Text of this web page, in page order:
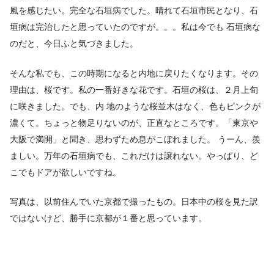
風を感じたい。完全な石垣病でした。晴れて石垣市民となり、石
垣病は完治したと思っていたのですが。。。私は今でも 石垣病な
のだと、今日ふと気づきました。
そんな私でも、この時期になると内地に戻りたくなります。その
理由は、桜です。私の一番好きな花です。石垣の桜は、２月上旬
に咲きました。でも、内 地のような桜並木はなく、色もピンクが
濃くて。ちょっと物足りないのが、正直なところです。「東京や
大阪で満開」と聞き、思わずため息がこぼれました。 うーん、羨
ましい。万年の石垣病でも、これだけは譲れない。やっぱり、ど
こでもドアが欲しいですね。
写真は、以前住んでいた京都で撮ったもの。日本中の桜を見た訳
ではないけど、勝手に京都が１番と思っています。